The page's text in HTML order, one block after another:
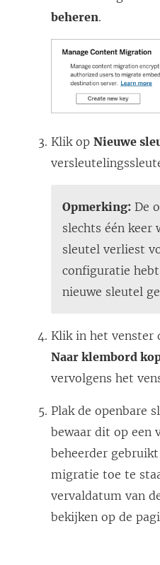
beheren.
Klik op Nieuwe
Opmerking: De
slechts één keer
sleutel verliest
configuratie
nieuwe sleutel
Klik in het venster
Naar klembord
vervolgens het
Plak de openbare
bewaar dit op een
beheerder
migratie toe te
vervaldatum van
bekijken op de